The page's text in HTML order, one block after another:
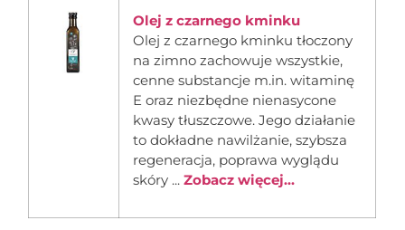
Olej z czarnego kminku
Olej z czarnego kminku tłoczony
na zimno zachowuje wszystkie,
cenne substancje m.in. witaminę
E oraz niezbędne nienasycone
kwasy tłuszczowe. Jego działanie
to dokładne nawilżanie, szybsza
regeneracja, poprawa wyglądu
skóry ...Zobacz więcej...